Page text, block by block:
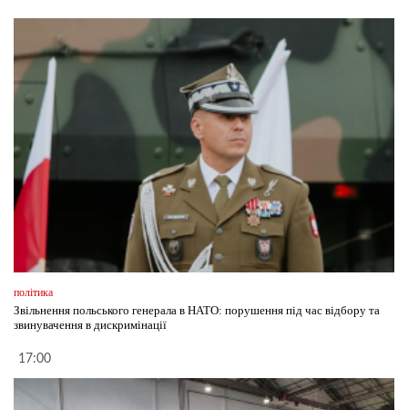
політика
Звільнення польського генерала в НАТО: порушення під час відбору та
звинувачення в дискримінації
17:00